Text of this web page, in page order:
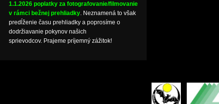
1.1.2026 poplatky za fotografovanie/filmovanie
v rámci bežnej prehliadky. Neznamená to však
predĺženie času prehliadky a poprosíme o
dodržiavanie pokynov našich
sprievodcov. Prajeme príjemný zážitok!